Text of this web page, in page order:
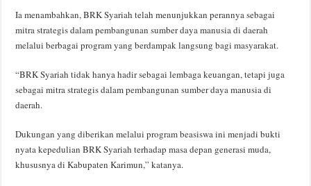
Ia menambahkan, BRK Syariah telah menunjukkan perannya sebagai
mitra strategis dalam pembangunan sumber daya manusia di daerah
melalui berbagai program yang berdampak langsung bagi masyarakat.
“BRK Syariah tidak hanya hadir sebagai lembaga keuangan, tetapi juga
sebagai mitra strategis dalam pembangunan sumber daya manusia di
daerah.
Dukungan yang diberikan melalui program beasiswa ini menjadi bukti
nyata kepedulian BRK Syariah terhadap masa depan generasi muda,
khususnya di Kabupaten Karimun,” katanya.